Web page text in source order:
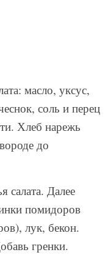
масло, уксус,
соль и перец
Хлеб нарежь
до
салата. Далее
помидоров
лук, бекон.
гренки.